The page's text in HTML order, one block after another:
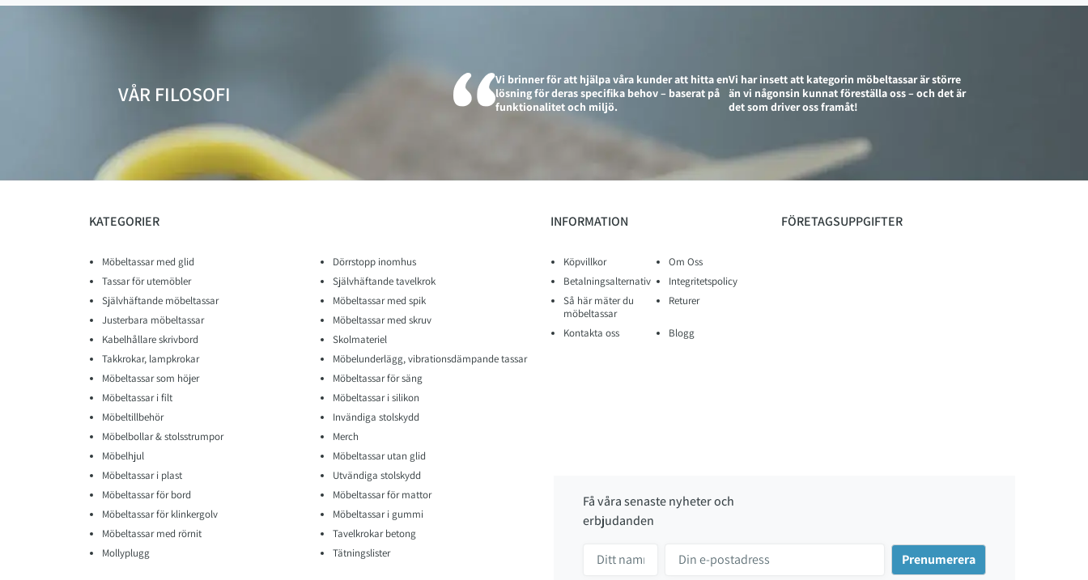
VÅR FILOSOFI
Vi brinner för att hjälpa våra kunder att hitta en
lösning för deras specifika behov – baserat på
funktionalitet och miljö.
Vi har insett att kategorin möbeltassar är större
än vi någonsin kunnat föreställa oss – och det är
det som driver oss framåt!
KATEGORIER
Möbeltassar med glid
Tassar för utemöbler
Självhäftande möbeltassar
Justerbara möbeltassar
Kabelhållare skrivbord
Takkrokar, lampkrokar
Möbeltassar som höjer
Möbeltassar i filt
Möbeltillbehör
Möbelbollar & stolsstrumpor
Möbelhjul
Möbeltassar i plast
Möbeltassar för bord
Möbeltassar för klinkergolv
Möbeltassar med rörnit
Mollyplugg
Dörrstopp inomhus
Självhäftande tavelkrok
Möbeltassar med spik
Möbeltassar med skruv
Skolmateriel
Möbelunderlägg, vibrationsdämpande tassar
Möbeltassar för säng
Möbeltassar i silikon
Invändiga stolskydd
Merch
Möbeltassar utan glid
Utvändiga stolskydd
Möbeltassar för mattor
Möbeltassar i gummi
Tavelkrokar betong
Tätningslister
INFORMATION
Köpvillkor
Om Oss
Betalningsalternativ
Integritetspolicy
Så här mäter du
möbeltassar
Returer
Kontakta oss Blogg
FÖRETAGSUPPGIFTER
Få våra senaste nyheter och
erbjudanden